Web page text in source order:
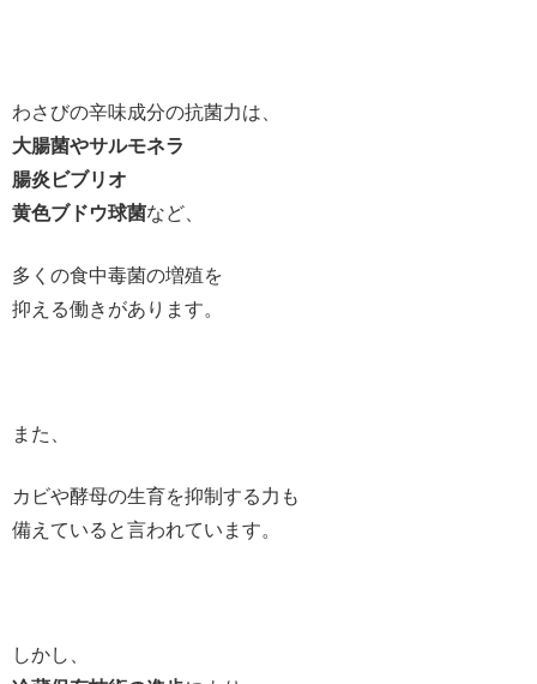
わさびの辛味成分の抗菌力は、
大腸菌やサルモネラ
腸炎ビブリオ
黄色ブドウ球菌など、
多くの食中毒菌の増殖を
抑える働きがあります。
また、
カビや酵母の生育を抑制する力も
備えていると言われています。
しかし、